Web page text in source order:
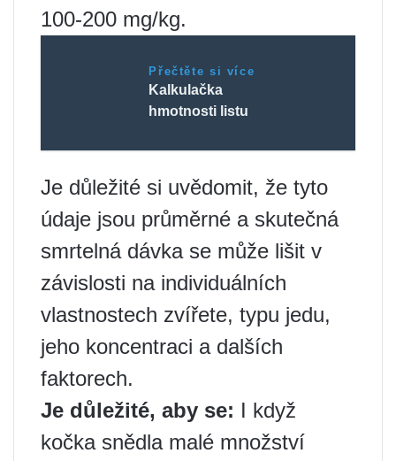
100-200 mg/kg.
Přečtěte si více
Kalkulačka
hmotnosti listu
Je důležité si uvědomit, že tyto
údaje jsou průměrné a skutečná
smrtelná dávka se může lišit v
závislosti na individuálních
vlastnostech zvířete, typu jedu,
jeho koncentraci a dalších
faktorech.
Je důležité, aby se: I když
kočka snědla malé množství